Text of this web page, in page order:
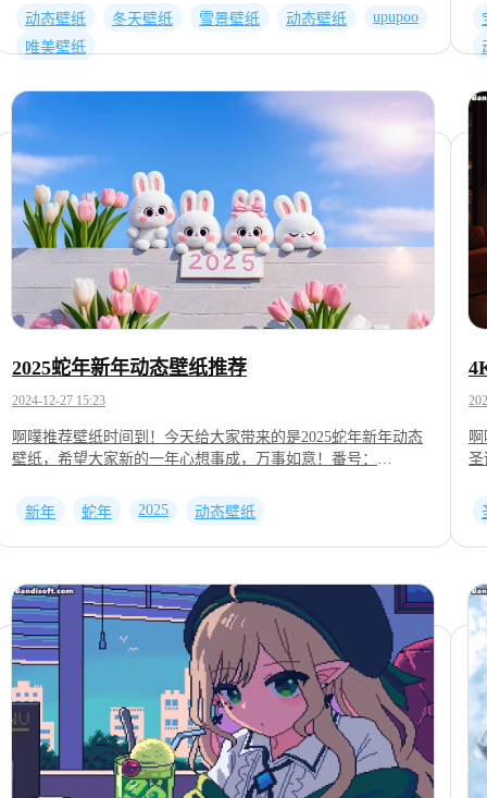
番号：2001528100番号：2001269134番号：2001086078番号：
2000683231番号：2000649772番号：2000022126番号：
1800045883以上壁纸来自UPUPOO，在里面搜索番号即可找
动态壁纸 冬天壁纸 雪景壁纸 动态壁纸
upupoo
唯美壁纸
2025蛇年新年动态壁纸推荐
2024-12-27 15:23
啊噗推荐壁纸时间到！今天给大家带来的是2025蛇年新年动态
壁纸，希望大家新的一年心想事成，万事如意！番号：
2001679192番号：2001679200番号：2001660475番号：
2001677426番号：2001676621以上壁纸来自UPUPOO，在里面
搜索番号即可找到。
新年 蛇年 2025 动态壁纸
圣
到